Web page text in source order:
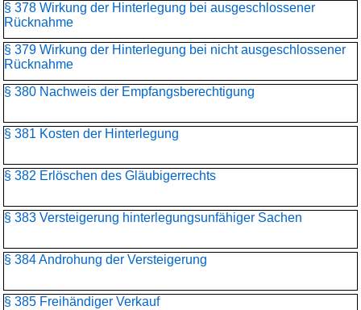
§ 378 Wirkung der Hinterlegung bei ausgeschlossener
Rücknahme
§ 379 Wirkung der Hinterlegung bei nicht ausgeschlossener
Rücknahme
§ 380 Nachweis der Empfangsberechtigung
§ 381 Kosten der Hinterlegung
§ 382 Erlöschen des Gläubigerrechts
§ 383 Versteigerung hinterlegungsunfähiger Sachen
§ 384 Androhung der Versteigerung
§ 385 Freihändiger Verkauf